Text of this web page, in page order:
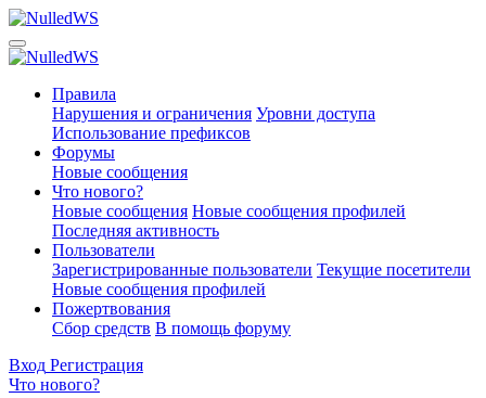
Правила
Нарушения и ограничения Уровни доступа
Использование префиксов
Форумы
Новые сообщения
Что нового?
Новые сообщения Новые сообщения профилей
Последняя активность
Пользователи
Зарегистрированные пользователи Текущие посетители
Новые сообщения профилей
Пожертвования
Сбор средств В помощь форуму
Вход Регистрация
Что нового?